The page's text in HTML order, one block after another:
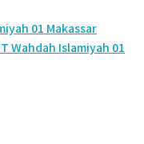
01 Makassar
Wahdah Islamiyah 01